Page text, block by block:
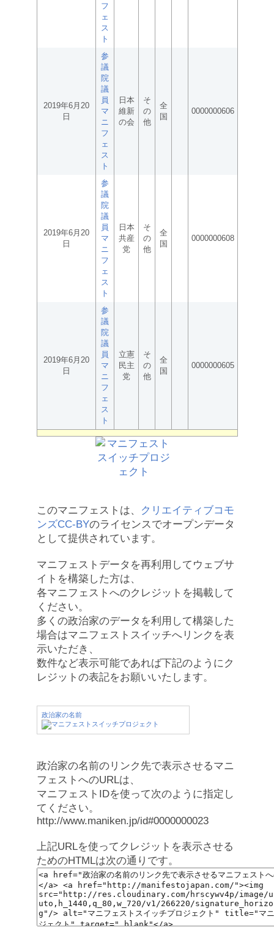
フ
ェ
ス
ト
2019年6月20
日
参
議
院
議
員
マ
ニ
フ
ェ
ス
ト
日本
維新
の会
そ
の
他
全
国
0000000606
2019年6月20
日
参
議
院
議
員
マ
ニ
フ
ェ
ス
ト
日本
共産
党
そ
の
他
全
国
0000000608
2019年6月20
日
参
議
院
議
員
マ
ニ
フ
ェ
ス
ト
立憲
民主
党
そ
の
他
全
国
0000000605
このマニフェストは、
クリエイティブコモ
ンズCC-BYのライセンスでオープンデータ
として提供されています。
マニフェストデータを再利用してウェブサ
イトを構築した方は、
各マニフェストへのクレジットを掲載して
ください。
多くの政治家のデータを利用して構築した
場合はマニフェストスイッチへリンクを表
示いただき、
数件など表示可能であれば下記のようにク
レジットの表記をお願いいたします。
政治家の名前
政治家の名前のリンク先で表示させるマニ
フェストへのURLは、
マニフェストIDを使って次のように指定し
てください。
http://www.maniken.jp/id#0000000023
上記URLを使ってクレジットを表示させる
ためのHTMLは次の通りです。